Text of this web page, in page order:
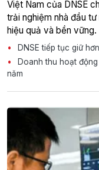
Việt Nam của DNSE
trải nghiệm nhà đầu
hiệu quả và bền vững.
DNSE tiếp tục giữ
Doanh thu hoạt
năm